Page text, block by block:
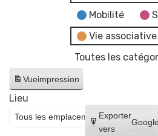
Mobilité
Vie associative
Toutes les
Vueimpression
Créer
un
Google
Exporter
vers
Lieu